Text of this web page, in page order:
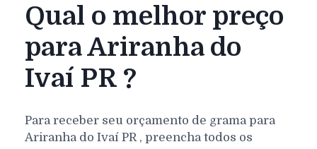
Qual o melhor preço
para Ariranha do
Ivaí PR ?
Para receber seu orçamento de grama para
Ariranha do Ivaí PR , preencha todos os